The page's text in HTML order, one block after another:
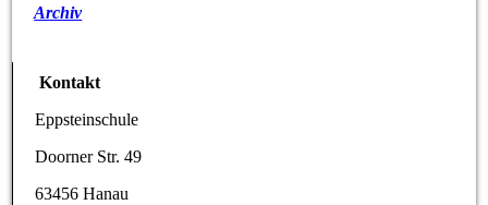
Archiv
Kontakt
Eppsteinschule
Doorner Str. 49
63456 Hanau